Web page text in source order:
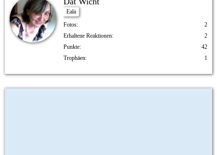
Eala
Fotos
2
Erhaltene Reaktionen
2
Punkte
42
Trophäen
1